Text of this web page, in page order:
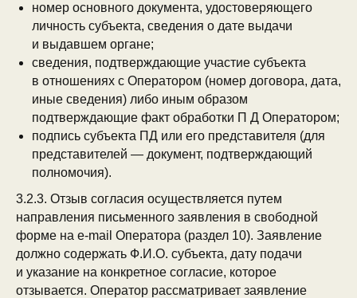
номер основного документа, удостоверяющего
личность субъекта, сведения о дате выдачи
и выдавшем органе;
сведения, подтверждающие участие субъекта
в отношениях с Оператором (номер договора, дата,
иные сведения) либо иным образом
подтверждающие факт обработки П Д Оператором;
подпись субъекта ПД или его представителя (для
представителей — документ, подтверждающий
полномочия).
3.2.3. Отзыв согласия осуществляется путем
направления письменного заявления в свободной
форме на e-mail Оператора (раздел 10). Заявление
должно содержать Ф.И.О. субъекта, дату подачи
и указание на конкретное согласие, которое
отзывается. Оператор рассматривает заявление